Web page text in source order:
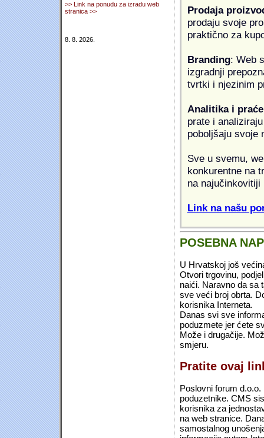
>> Link na ponudu za izradu web
stranica >>
8. 8. 2026.
Prodaja
prodaju svoje
praktično za
Branding: Web
izgradnji
tvrtki i njezinim
Analitika i
prate i
poboljšaju svoje
Sve u svemu,
konkurentne na
na najučinkovitiji
Link na našu
POSEBNA
U Hrvatskoj još
Otvori trgovinu,
naići. Naravno da sa
sve veći broj obrta.
korisnika Interneta.
Danas svi sve
poduzmete jer ćete
Može i drugačije.
smjeru.
Pratite ovaj
Poslovni forum
poduzetnike. CMS
korisnika za
na web stranice.
samostalnog